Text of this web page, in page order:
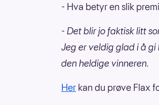
- Hva betyr en slik
- Det blir jo faktisk litt
Jeg er veldig glad i å
den heldige vinneren.
Her kan du prøve Flax